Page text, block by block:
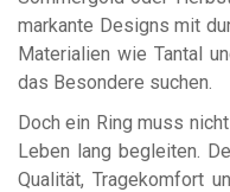
markante Designs mit
Materialien wie Tantal
das Besondere suchen.
Doch ein Ring muss
Leben lang begleiten.
Qualität,Tragekomfort